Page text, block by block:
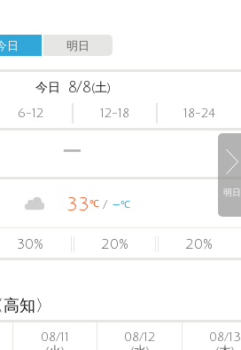
日 明日
明日
今日 8/8(土)
6-12 12-18 18-24
33℃ -℃
30% 20% 20%
知〉
08/11
08/12
08/13